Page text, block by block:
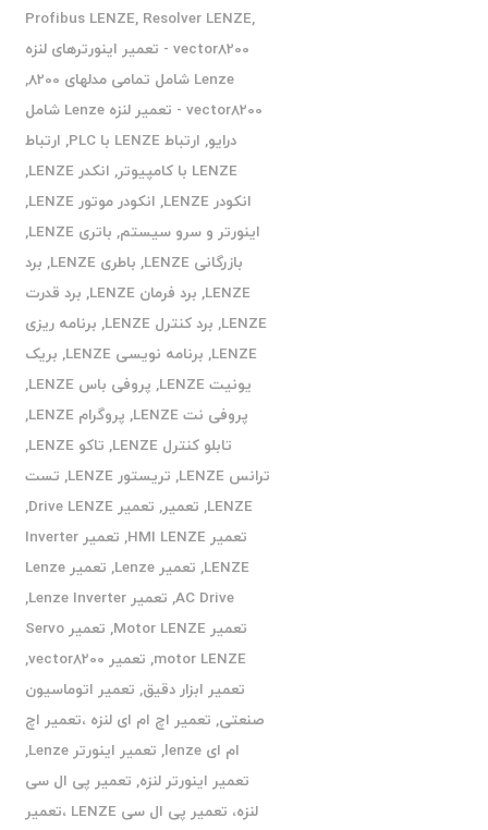
Profibus LENZE, Resolver LENZE,
vector8200 - تعمیر اینورترهای لنزه
Lenze شامل تمامی مدلهای 8200
,
vector8200 - تعمیر لنزه Lenze شامل
درایو, ارتباط LENZE با PLC , ارتباط
LENZE با کامپیوتر
, انکدر LENZE
,
انکودر LENZE
, انکودر موتور LENZE
,
اینورتر و سرو سیستم, باتری LENZE
,
بازرگانی LENZE
, باطری LENZE , برد
LENZE
, برد فرمان LENZE , برد قدرت
LENZE
, برد کنترل LENZE , برنامه ریزی
LENZE
, برنامه نویسی LENZE , بریک
یونیت LENZE
, پروفی باس LENZE
,
پروفی نت LENZE
, پروگرام LENZE
,
تابلو کنترل LENZE
, تاکو LENZE
,
ترانس LENZE
, تریستور LENZE , تست
LENZE
, تعمیر, تعمیر Drive LENZE
,
تعمیر HMI LENZE
,
تعمیر Inverter
LENZE
, تعمیر Lenze ,
تعمیر Lenze
AC Drive
, تعمیر Lenze Inverter
,
تعمیر Motor LENZE
,
تعمیر Servo
motor LENZE
, تعمیر vector8200
,
تعمیر ابزار دقیق, تعمیر اتوماسیون
صنعتی, تعمیر اچ ام ای لنزه ،تعمیر اچ
ام ای lenze
, تعمیر اینورتر Lenze
,
تعمیر اینورتر لنزه, تعمیر پی ال سی
لنزه، تعمیر پی ال سی LENZE ،تعمیر